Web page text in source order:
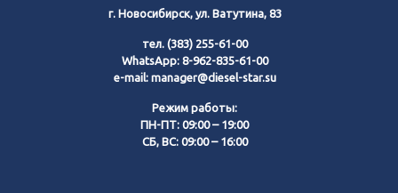
г. Новосибирск, ул. Ватутина, 83
тел. (383) 255-61-00
WhatsApp: 8-962-835-61-00
e-mail: manager@diesel-star.su
Режим работы:
ПН-ПТ: 09:00 – 19:00
СБ, ВС: 09:00 – 16:00